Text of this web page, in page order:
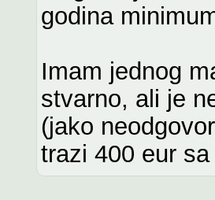
godina
Imam jednog
stvarno, ali je
(jako
trazi 400 eur